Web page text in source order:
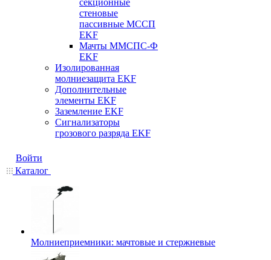
секционные
стеновые
пассивные МССП
EKF
Мачты ММСПС-Ф
EKF
Изолированная
молниезащита EKF
Дополнительные
элементы EKF
Заземление EKF
Сигнализаторы
грозового разряда EKF
Войти
Каталог
Молниеприемники: мачтовые и стержневые